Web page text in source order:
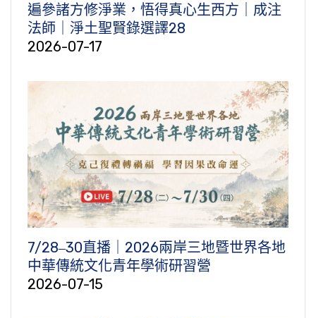
遍參諸方修淨業，悟得真心生西方｜成注
法師｜淨土聖賢錄選譯28
2026-07-17
7/28‒30直播｜2026兩岸三地暨世界各地
中華傳統文化青年學術研習營
2026-07-15